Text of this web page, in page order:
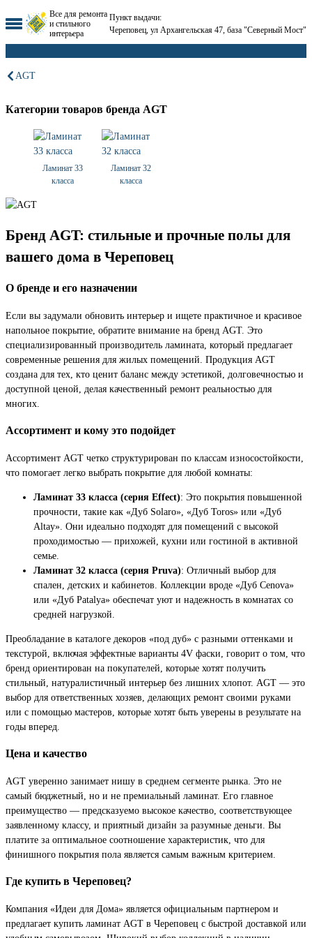
Все для ремонта
и стильного
интерьера
Пункт выдачи:
Череповец, ул Архангельская 47, база "Северный Мост"
AGT
Категории товаров бренда AGT
Ламинат 33
класса
Ламинат 32
класса
Бренд AGT: стильные и прочные полы для
вашего дома в Череповец
О бренде и его назначении
Если вы задумали обновить интерьер и ищете практичное и красивое
напольное покрытие, обратите внимание на бренд AGT. Это
специализированный производитель ламината, который предлагает
современные решения для жилых помещений. Продукция AGT
создана для тех, кто ценит баланс между эстетикой, долговечностью и
доступной ценой, делая качественный ремонт реальностью для
многих.
Ассортимент и кому это подойдет
Ассортимент AGT четко структурирован по классам износостойкости,
что помогает легко выбрать покрытие для любой комнаты:
Ламинат 33 класса (серия Effect): Это покрытия повышенной
прочности, такие как «Дуб Solaro», «Дуб Toros» или «Дуб
Altay». Они идеально подходят для помещений с высокой
проходимостью — прихожей, кухни или гостиной в активной
семье.
Ламинат 32 класса (серия Pruva): Отличный выбор для
спален, детских и кабинетов. Коллекции вроде «Дуб Cenova»
или «Дуб Patalya» обеспечат уют и надежность в комнатах со
средней нагрузкой.
Преобладание в каталоге декоров «под дуб» с разными оттенками и
текстурой, включая эффектные варианты 4V фаски, говорит о том, что
бренд ориентирован на покупателей, которые хотят получить
стильный, натуралистичный интерьер без лишних хлопот. AGT — это
выбор для ответственных хозяев, делающих ремонт своими руками
или с помощью мастеров, которые хотят быть уверены в результате на
годы вперед.
Цена и качество
AGT уверенно занимает нишу в среднем сегменте рынка. Это не
самый бюджетный, но и не премиальный ламинат. Его главное
преимущество — предсказуемо высокое качество, соответствующее
заявленному классу, и приятный дизайн за разумные деньги. Вы
платите за оптимальное соотношение характеристик, что для
финишного покрытия пола является самым важным критерием.
Где купить в Череповец?
Компания «Идеи для Дома» является официальным партнером и
предлагает купить ламинат AGT в Череповец с быстрой доставкой или